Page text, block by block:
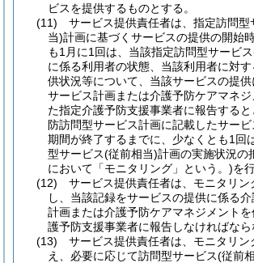
ビスを提供するものとする。
(11)
サービス提供責任者は、指定訪問型
当)計画に基づくサービスの提供の開始
も1月に1回は、当該指定訪問型サービス
に係る利用者の状態、当該利用者に対
供状況等について、当該サービスの提
サービス計画または介護予防ケアマネ
た指定介護予防支援事業者に報告する
防訪問型サービス計画に記載したサービ
期間が終了するまでに、少なくとも1回
型サービス(従前相当)計画の実施状況の
において「モニタリング」という。)を
(12)
サービス提供責任者は、モニタリン
し、当該記録をサービスの提供に係る
計画または介護予防ケアマネジメント
護予防支援事業者に報告しなければなら
(13)
サービス提供責任者は、モニタリン
え、必要に応じて訪問型サービス(従前